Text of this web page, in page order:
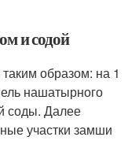
и содой
образом: на 1
нашатырного
соды. Далее
участки замши